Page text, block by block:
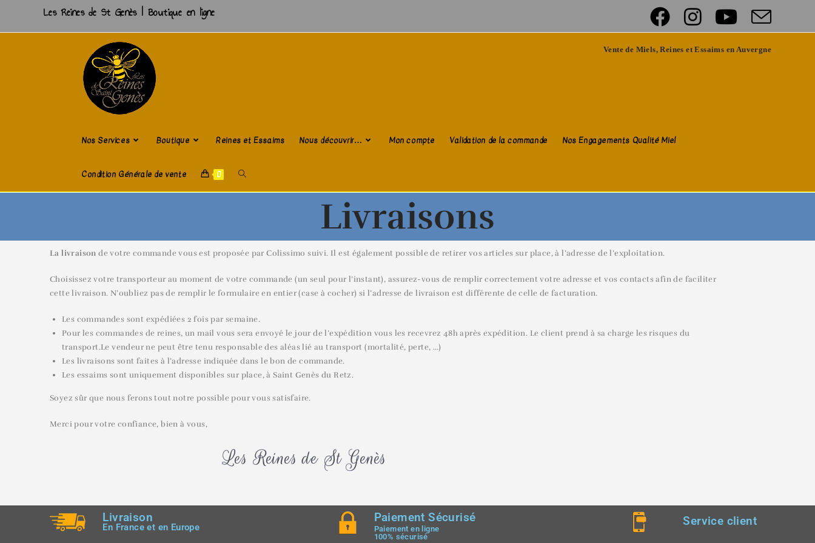
Les Reines de St Genès | Boutique en ligne
Vente de Miels, Reines et Essaims en Auvergne
Nos Services Boutique Reines et Essaims Nous découvrir… Mon compte Validation de la commande Nos Engagements Qualité Miel
Condition Générale de vente 0
Livraisons
La livraison de votre commande vous est proposée par Colissimo suivi. Il est également possible de retirer vos articles sur place, à l’adresse de l’exploitation.
Choisissez votre transporteur au moment de votre commande (un seul pour l’instant), assurez-vous de remplir correctement votre adresse et vos contacts afin de faciliter
cette livraison. N’oubliez pas de remplir le formulaire en entier (case à cocher) si l’adresse de livraison est différente de celle de facturation.
Les commandes sont expédiées 2 fois par semaine.
Pour les commandes de reines, un mail vous sera envoyé le jour de l’expédition vous les recevrez 48h après expédition. Le client prend à sa charge les risques du
transport.Le vendeur ne peut être tenu responsable des aléas lié au transport (mortalité, perte, …)
Les livraisons sont faites à l’adresse indiquée dans le bon de commande.
Les essaims sont uniquement disponibles sur place, à Saint Genès du Retz.
Soyez sûr que nous ferons tout notre possible pour vous satisfaire.
Merci pour votre confiance, bien à vous,
Les Reines de St Genès
Livraison
En France et en Europe
Paiement Sécurisé
Paiement en ligne
100% sécurisé
Service client